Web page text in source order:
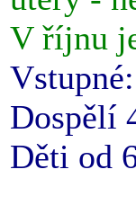
V říjnu
Vstupné:
Dospělí
Děti od